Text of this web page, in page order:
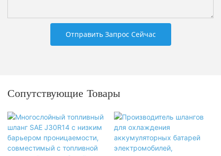
Отправить Запрос Сейчас
Сопутствующие Товары